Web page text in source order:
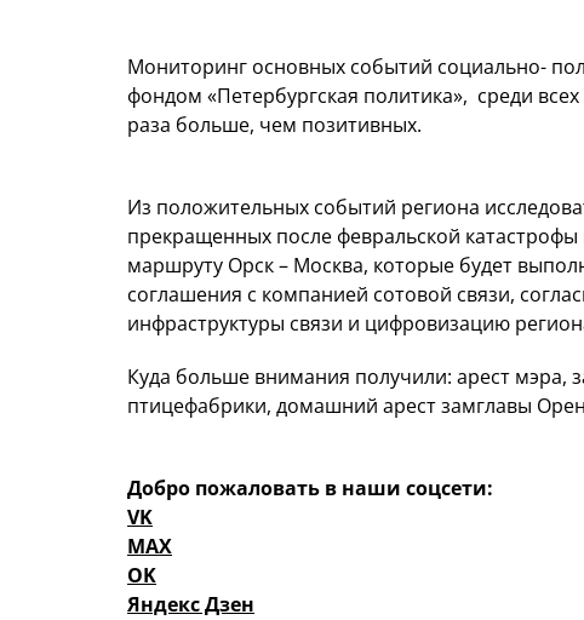
Мониторинг основных событий социально-
фондом «Петербургская политика», среди
раза больше, чем позитивных.
Из положительных событий региона
прекращенных после февральской
маршруту Орск – Москва, которые будет
соглашения с компанией сотовой связи,
инфраструктуры связи и цифровизацию
Куда больше внимания получили: арест мэра,
птицефабрики, домашний арест замглавы
Добро пожаловать в наши соцсети:
VK
MAX
OK
Яндекс Дзен